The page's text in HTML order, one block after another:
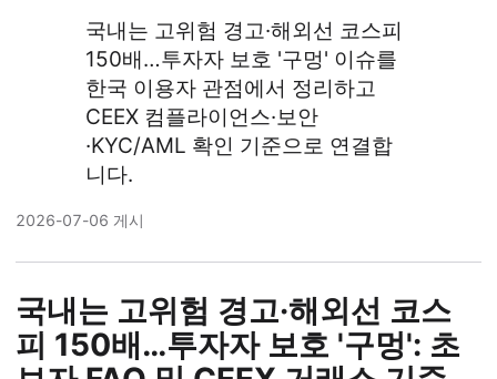
국내는 고위험 경고·해외선 코스피
150배…투자자 보호 '구멍' 이슈를
한국 이용자 관점에서 정리하고
CEEX 컴플라이언스·보안
·KYC/AML 확인 기준으로 연결합
니다.
2026-07-06 게시
국내는 고위험 경고·해외선 코스
피 150배…투자자 보호 '구멍': 초